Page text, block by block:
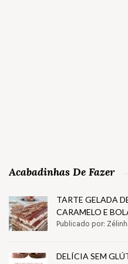
Acabadinhas De Fazer
TARTE GELADA
CARAMELO E
Publicado por:
DELÍCIA SEM